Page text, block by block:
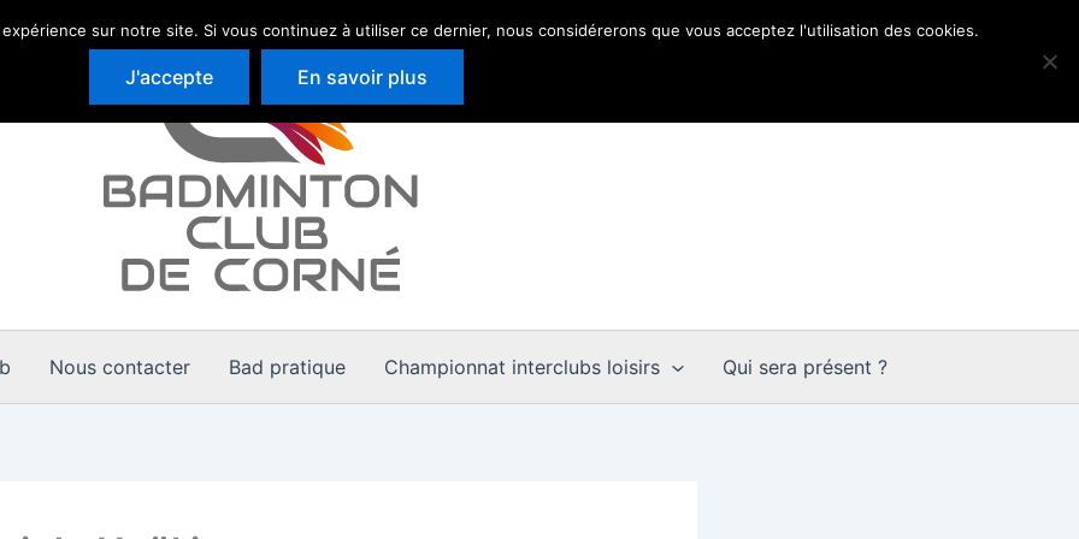
Nous contacter Bad pratique Championnat interclubs loisirs Qui sera présent ?
sur notre site. Si vous continuez à utiliser ce dernier, nous considérerons que vous acceptez l'utilisation des cookies.
J'accepte En savoir plus